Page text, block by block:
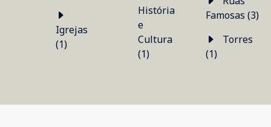
Igrejas
(1)
História
e
Cultura
(1)
Famosas (3)
(1)